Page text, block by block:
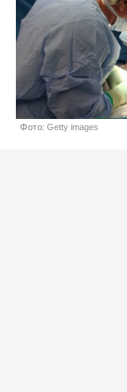
Фото: Getty images